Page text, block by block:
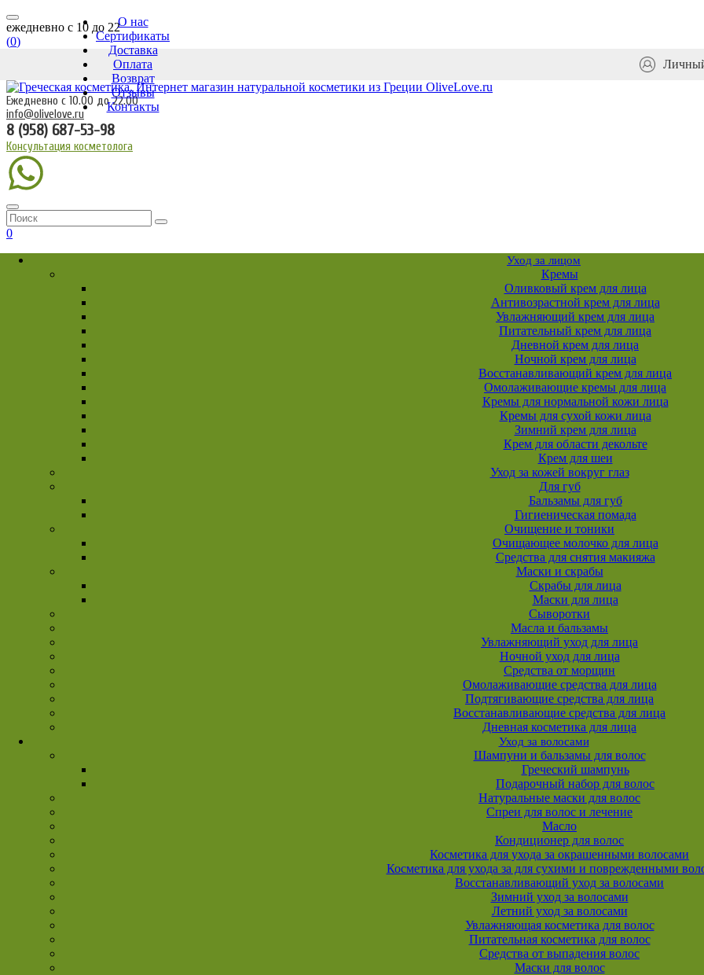
ежедневно c 10 до 22
(0)
О нас
Сертификаты
Доставка
Оплата
Возврат
Отзывы
Контакты
Ежедневно с 10.00 до 22.00
info@olivelove.ru
8 (958) 687-53-98
Консультация косметолога
0
Уход за лицом
Кремы
Оливковый крем для лица
Антивозрастной крем для лица
Увлажняющий крем для лица
Питательный крем для лица
Дневной крем для лица
Ночной крем для лица
Восстанавливающий крем для лица
Омолаживающие кремы для лица
Кремы для нормальной кожи лица
Кремы для сухой кожи лица
Зимний крем для лица
Крем для области декольте
Крем для шеи
Уход за кожей вокруг глаз
Для губ
Бальзамы для губ
Гигиеническая помада
Очищение и тоники
Очищающее молочко для лица
Средства для снятия макияжа
Маски и скрабы
Скрабы для лица
Маски для лица
Сыворотки
Масла и бальзамы
Увлажняющий уход для лица
Ночной уход для лица
Средства от морщин
Омолаживающие средства для лица
Подтягивающие средства для лица
Восстанавливающие средства для лица
Дневная косметика для лица
Уход за волосами
Шампуни и бальзамы для волос
Греческий шампунь
Подарочный набор для волос
Натуральные маски для волос
Спреи для волос и лечение
Масло
Кондиционер для волос
Косметика для ухода за окрашенными волосами
Косметика для ухода за для сухими и поврежденными
Восстанавливающий уход за волосами
Зимний уход за волосами
Летний уход за волосами
Увлажняющая косметика для волос
Питательная косметика для волос
Средства от выпадения волос
Маски для волос